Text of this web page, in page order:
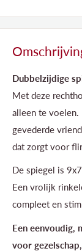
Dubbelzijdige
Met deze
alleen te voelen.
gevederde
dat zorgt voor
De spiegel is
Een vrolijk
compleet en
Een eenvoudig,
voor